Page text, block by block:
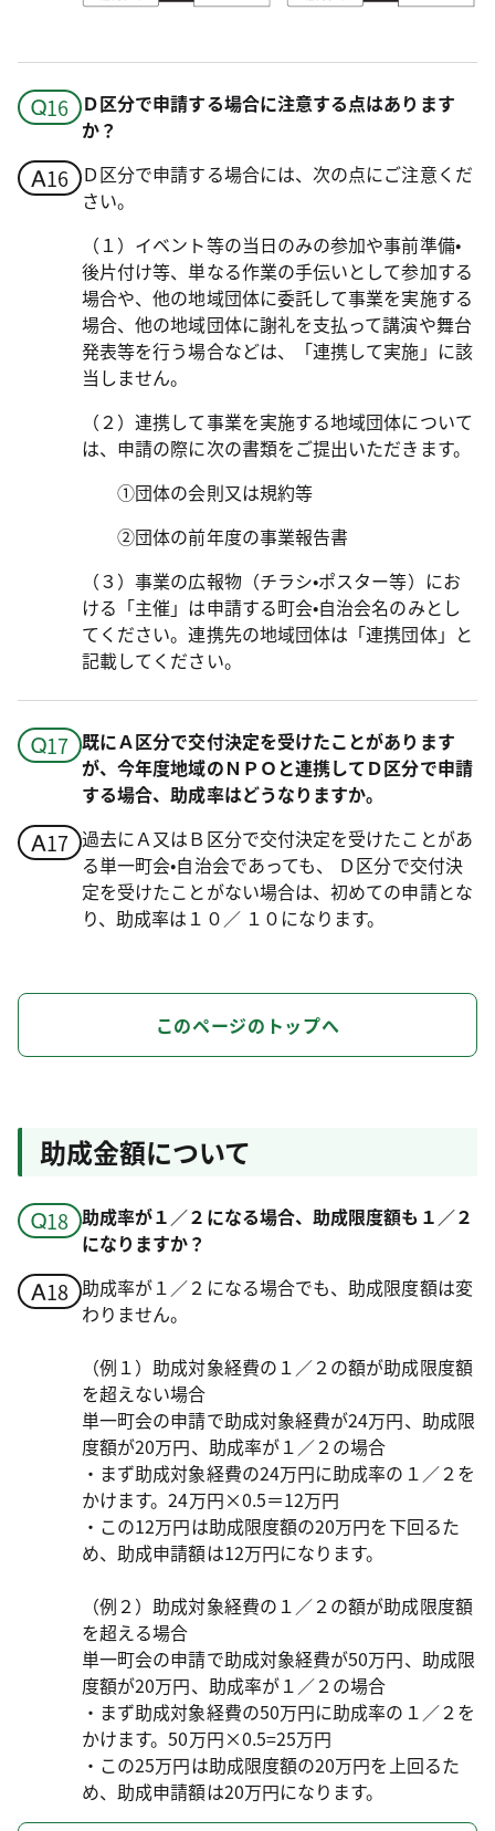
Ｄ区分で申請する場合に注意する点はあります
か？
Ｄ区分で申請する場合には、次の点にご注意くだ
さい。
（１）イベント等の当日のみの参加や事前準備•
後片付け等、単なる作業の手伝いとして参加する
場合や、他の地域団体に委託して事業を実施する
場合、他の地域団体に謝礼を支払って講演や舞台
発表等を行う場合などは、「連携して実施」に該
当しません。
（２）連携して事業を実施する地域団体について
は、申請の際に次の書類をご提出いただきます。
①団体の会則又は規約等
②団体の前年度の事業報告書
（３）事業の広報物（チラシ•ポスター等）にお
ける「主催」は申請する町会•自治会名のみとし
てください。連携先の地域団体は「連携団体」と
記載してください。
既にＡ区分で交付決定を受けたことがあります
が、今年度地域のＮＰＯと連携してＤ区分で申請
する場合、助成率はどうなりますか。
過去にＡ又はＢ区分で交付決定を受けたことがあ
る単一町会•自治会であっても、 Ｄ区分で交付決
定を受けたことがない場合は、初めての申請とな
り、助成率は１０／ １０になります。
このページのトップへ
助成金額について
助成率が１／２になる場合、助成限度額も１／２
になりますか？
助成率が１／２になる場合でも、助成限度額は変
わりません。
（例１）助成対象経費の１／２の額が助成限度額
を超えない場合
単一町会の申請で助成対象経費が24万円、助成限
度額が20万円、助成率が１／２の場合
・まず助成対象経費の24万円に助成率の１／２を
かけます。24万円×0.5＝12万円
・この12万円は助成限度額の20万円を下回るた
め、助成申請額は12万円になります。
（例２）助成対象経費の１／２の額が助成限度額
を超える場合
単一町会の申請で助成対象経費が50万円、助成限
度額が20万円、助成率が１／２の場合
・まず助成対象経費の50万円に助成率の１／２を
かけます。50万円×0.5=25万円
・この25万円は助成限度額の20万円を上回るた
め、助成申請額は20万円になります。